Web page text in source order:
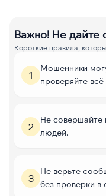
Важно! Не дайте
Короткие правила,
1
Мошенники
проверяйте
2
Не совершайте
людей.
3
Не верьте
без проверки в